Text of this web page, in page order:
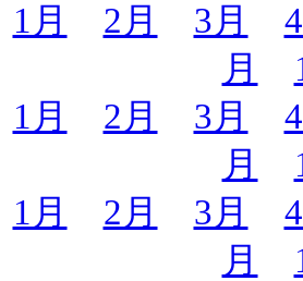
1月 2月 3月
月
1月 2月 3月
月
1月 2月 3月
月